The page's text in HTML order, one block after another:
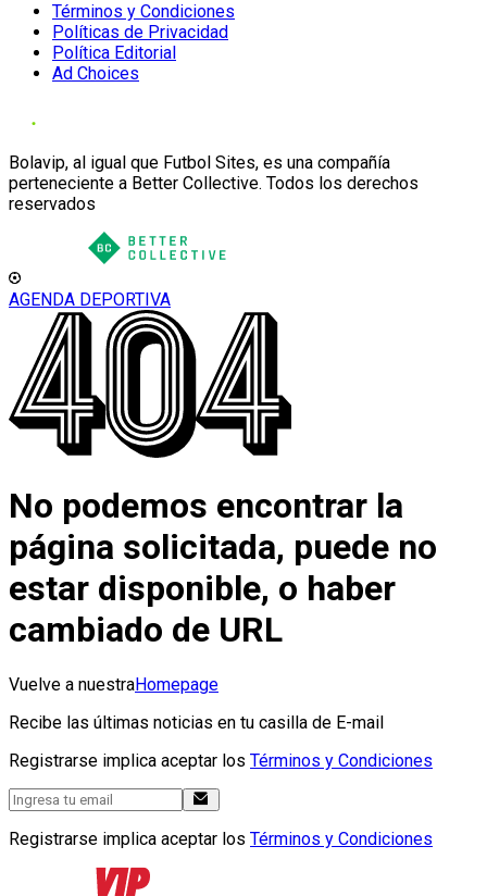
Términos y Condiciones
Políticas de Privacidad
Política Editorial
Ad Choices
Bolavip, al igual que Futbol Sites, es una compañía
perteneciente a Better Collective. Todos los derechos
reservados
AGENDA DEPORTIVA
No podemos encontrar la
página solicitada, puede no
estar disponible, o haber
cambiado de URL
Vuelve a nuestraHomepage
Recibe las últimas noticias en tu casilla de E-mail
Registrarse implica aceptar los Términos y Condiciones
Registrarse implica aceptar los Términos y Condiciones